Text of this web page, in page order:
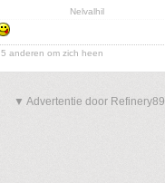
Nelvalhil
anderen om zich heen
▼ Advertentie door Refinery89